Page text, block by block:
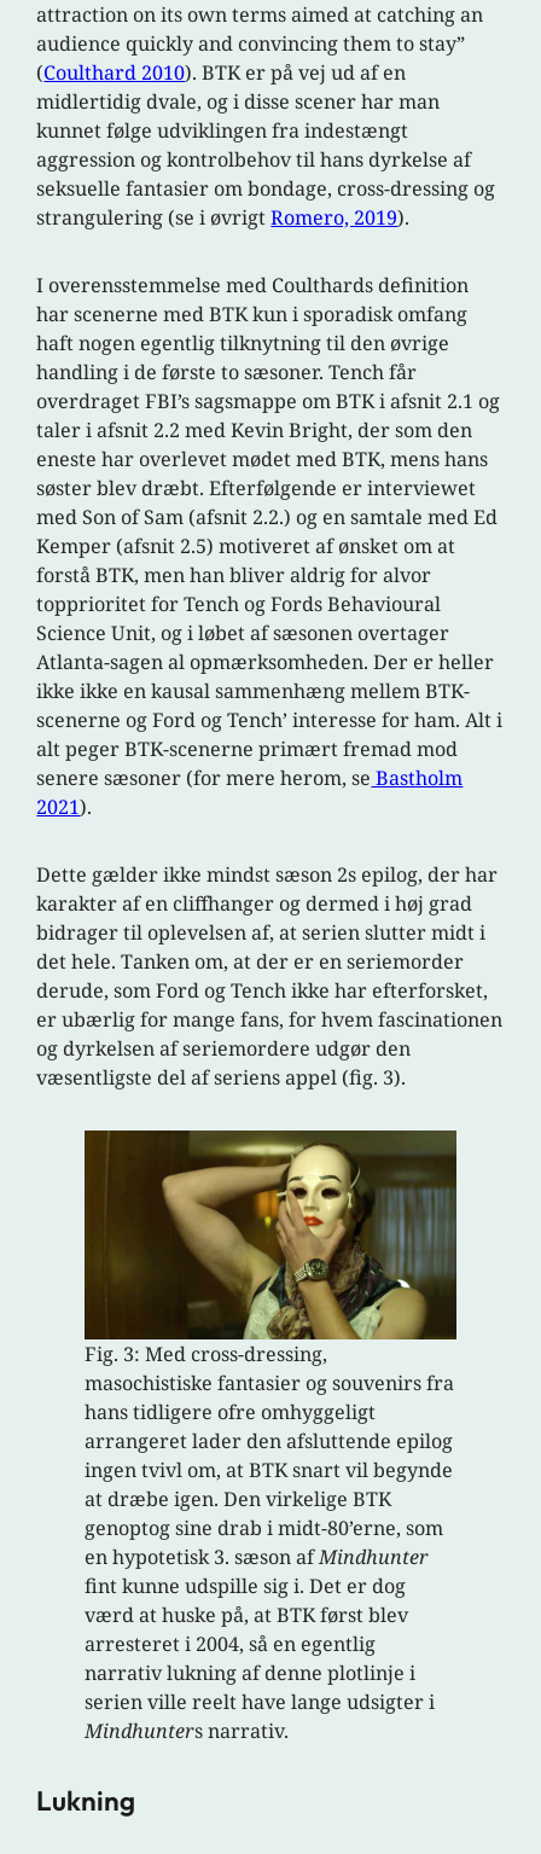
attraction on its own terms aimed at catching an
audience quickly and convincing them to stay”
(Coulthard 2010). BTK er på vej ud af en
midlertidig dvale, og i disse scener har man
kunnet følge udviklingen fra indestængt
aggression og kontrolbehov til hans dyrkelse af
seksuelle fantasier om bondage, cross-dressing og
strangulering (se i øvrigtRomero, 2019).
I overensstemmelse med Coulthards definition
har scenerne med BTK kun i sporadisk omfang
haft nogen egentlig tilknytning til den øvrige
handling i de første to sæsoner. Tench får
overdraget FBI’s sagsmappe om BTK i afsnit 2.1 og
taler i afsnit 2.2 med Kevin Bright, der som den
eneste har overlevet mødet med BTK, mens hans
søster blev dræbt. Efterfølgende er interviewet
med Son of Sam (afsnit 2.2.) og en samtale med Ed
Kemper (afsnit 2.5) motiveret af ønsket om at
forstå BTK, men han bliver aldrig for alvor
topprioritet for Tench og Fords Behavioural
Science Unit, og i løbet af sæsonen overtager
Atlanta-sagen al opmærksomheden. Der er heller
ikke ikke en kausal sammenhæng mellem BTK-
scenerne og Ford og Tench’ interesse for ham. Alt i
alt peger BTK-scenerne primært fremad mod
senere sæsoner (for mere herom, se Bastholm
2021).
Dette gælder ikke mindst sæson 2s epilog, der har
karakter af en cliffhanger og dermed i høj grad
bidrager til oplevelsen af, at serien slutter midt i
det hele. Tanken om, at der er en seriemorder
derude, som Ford og Tench ikke har efterforsket,
er ubærlig for mange fans, for hvem fascinationen
og dyrkelsen af seriemordere udgør den
væsentligste del af seriens appel (fig. 3).
Fig. 3: Med cross-dressing,
masochistiske fantasier og souvenirs fra
hans tidligere ofre omhyggeligt
arrangeret lader den afsluttende epilog
ingen tvivl om, at BTK snart vil begynde
at dræbe igen. Den virkelige BTK
genoptog sine drab i midt-80’erne, som
en hypotetisk 3. sæson afMindhunter
fint kunne udspille sig i. Det er dog
værd at huske på, at BTK først blev
arresteret i 2004, så en egentlig
narrativ lukning af denne plotlinje i
serien ville reelt have lange udsigter i
Mindhunters narrativ.
Lukning